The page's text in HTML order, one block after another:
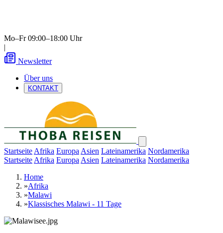
Mo–Fr 09:00–18:00 Uhr
|
Newsletter
Über uns
KONTAKT
Startseite Afrika Europa Asien Lateinamerika Nordamerika
Startseite Afrika Europa Asien Lateinamerika Nordamerika
Home
»Afrika
»Malawi
»Klassisches Malawi - 11 Tage